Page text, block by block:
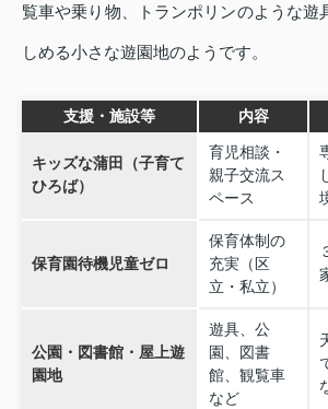
覧車や乗り物、トランポリンのような遊
しめる小さな遊園地のようです。
支援・施設等 内容
キッズな蒲田（子育て
ひろば）
育児相談・
親子交流ス
ペース
保育園待機児童ゼロ
保育体制の
充実（区
立・私立）
公園・図書館・屋上遊
園地
遊具、公
園、図書
館、観覧車
など